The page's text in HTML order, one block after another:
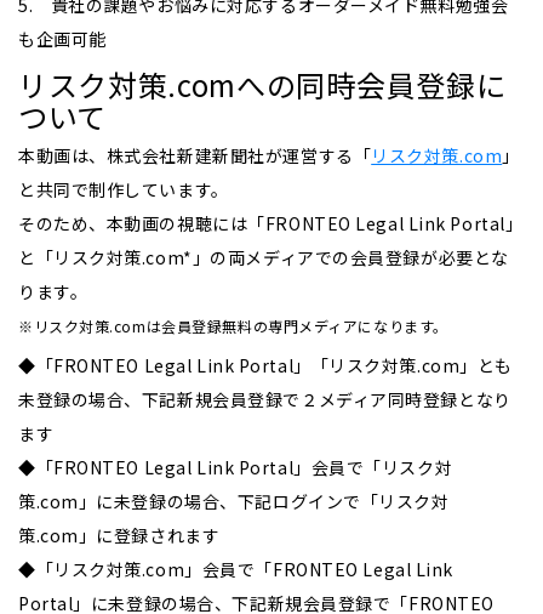
も企画可能
リスク対策.comへの同時会員登録に
ついて
本動画は、株式会社新建新聞社が運営する「リスク対策.com 」
と共同で制作しています。
そのため、本動画の視聴には「FRONTEO Legal Link Portal」
と「リスク対策.com*」の両メディアでの会員登録が必要とな
ります。
※リスク対策.comは会員登録無料の専門メディアになります。
◆「FRONTEO Legal Link Portal」「リスク対策.com」とも
未登録の場合、下記新規会員登録で２メディア同時登録となり
ます
◆「FRONTEO Legal Link Portal」会員で「リスク対
策.com」に未登録の場合、下記ログインで「リスク対
策.com」に登録されます
◆「リスク対策.com」会員で「FRONTEO Legal Link
Portal」に未登録の場合、下記新規会員登録で「FRONTEO